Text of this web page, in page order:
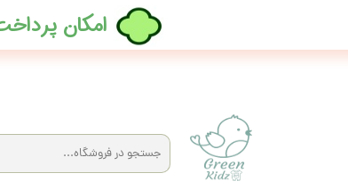
​امکان پرداخت 4 قسطه بدون کارمزد، در ترب پی